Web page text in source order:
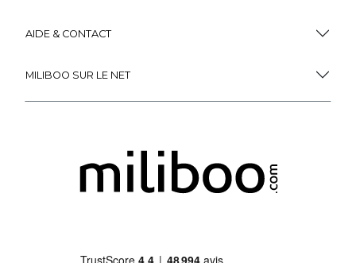
AIDE & CONTACT
MILIBOO SUR LE NET